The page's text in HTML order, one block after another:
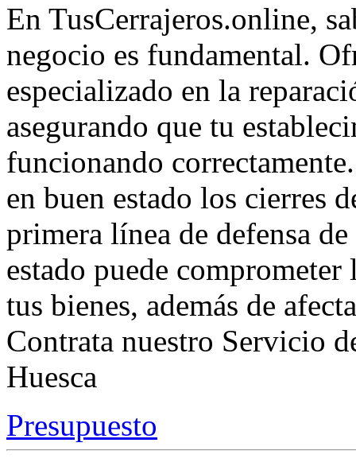
En TusCerrajeros.online,
negocio es fundamental.
especializado en la
asegurando que tu
funcionando
en buen estado los cierres
primera línea de defensa
estado puede
tus bienes, además de
Contrata nuestro Servicio
Huesca
Presupuesto